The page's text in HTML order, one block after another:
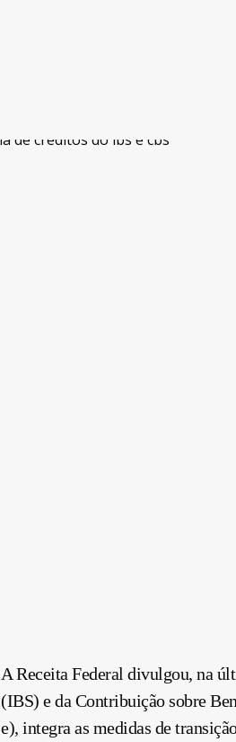
A Receita Federal divulgou, na
(IBS) e da Contribuição sobre
e), integra as medidas de